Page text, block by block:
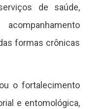
de saúde,
formas crônicas
o fortalecimento
e entomológica,